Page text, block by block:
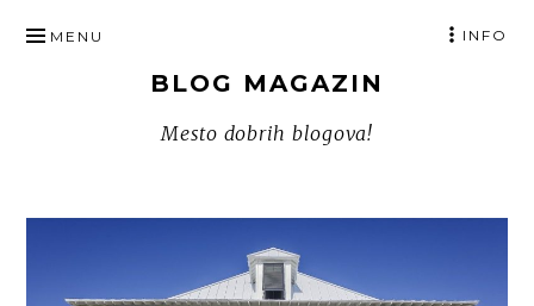
TO
BLOG MAGAZIN
Mesto dobrih blogova!
MENU INFO